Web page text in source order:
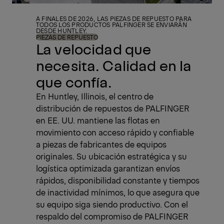
La velocidad que
necesita. Calidad en la
que confía.
A FINALES DE 2026, LAS PIEZAS DE REPUESTO PARA
TODOS LOS PRODUCTOS PALFINGER SE ENVIARÁN
DESDE HUNTLEY.
PIEZAS DE REPUESTO
En Huntley, Illinois, el centro de
distribución de repuestos de PALFINGER
en EE. UU. mantiene las flotas en
movimiento con acceso rápido y confiable
a piezas de fabricantes de equipos
originales. Su ubicación estratégica y su
logística optimizada garantizan envíos
rápidos, disponibilidad constante y tiempos
de inactividad mínimos, lo que asegura que
su equipo siga siendo productivo. Con el
respaldo del compromiso de PALFINGER